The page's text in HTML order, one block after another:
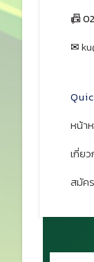
📠
✉
หน้า
เกี่ย
สมัค